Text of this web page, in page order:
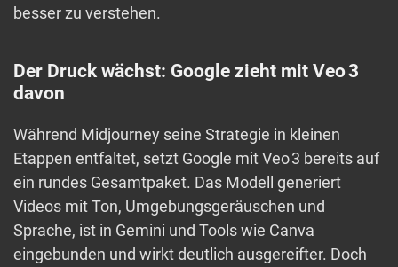
besser zu verstehen.
Der Druck wächst: Google zieht mit Veo 3
davon
Während Midjourney seine Strategie in kleinen
Etappen entfaltet, setzt Google mit Veo 3 bereits auf
ein rundes Gesamtpaket. Das Modell generiert
Videos mit Ton, Umgebungsgeräuschen und
Sprache, ist in Gemini und Tools wie Canva
eingebunden und wirkt deutlich ausgereifter. Doch